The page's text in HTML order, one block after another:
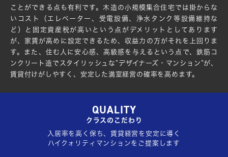
ことができる点も有利です。木造の小規模集合住宅では掛からな
いコスト（エレベーター、受電設備、浄水タンク等設備維持な
ど）と固定資産税が高いという点がデメリットとしてあります
が、家賃が高めに設定できるため、収益力の方がそれを上回りま
す。また、住む人に安心感、高級感を与えるという点で、鉄筋コ
ンクリート造でスタイリッシュな”デザイナーズ・マンション”が、
賃貸付けがしやすく、安定した満室経営の確率を高めます。
QUALITY
クラスのこだわり
入居率を高く保ち、賃貸経営を安定に導く
ハイクォリティマンションをご提案します